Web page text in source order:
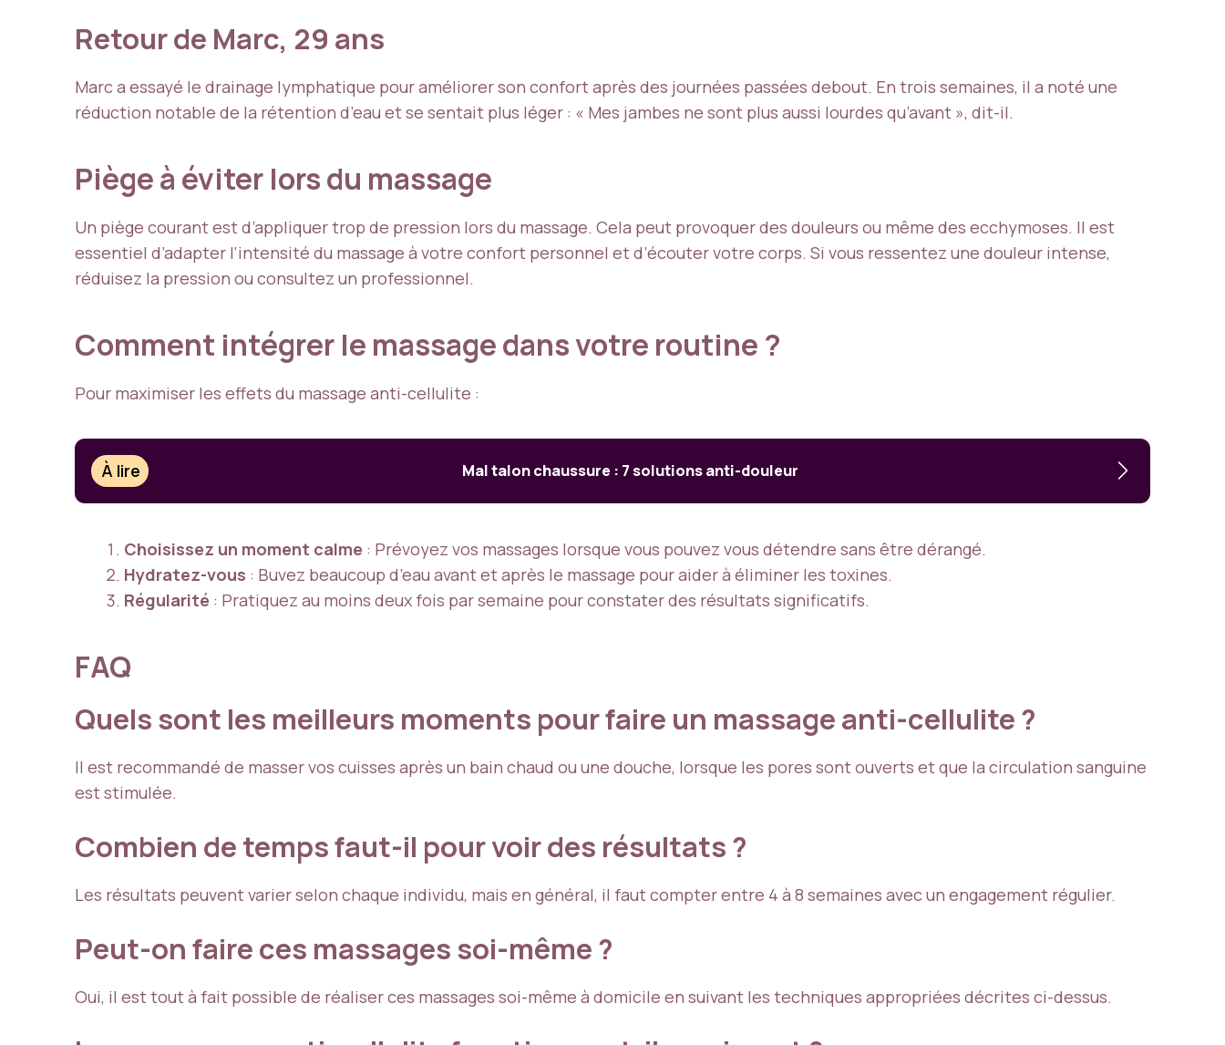
Retour de Marc, 29 ans
Marc a essayé le drainage lymphatique pour améliorer son confort après des journées passées debout. En trois semaines, il a noté une
réduction notable de la rétention d’eau et se sentait plus léger : « Mes jambes ne sont plus aussi lourdes qu’avant », dit-il.
Piège à éviter lors du massage
Un piège courant est d’appliquer trop de pression lors du massage. Cela peut provoquer des douleurs ou même des ecchymoses. Il est
essentiel d’adapter l’intensité du massage à votre confort personnel et d’écouter votre corps. Si vous ressentez une douleur intense,
réduisez la pression ou consultez un professionnel.
Comment intégrer le massage dans votre routine ?
Pour maximiser les effets du massage anti-cellulite :
À lire Mal talon chaussure : 7 solutions anti-douleur
Choisissez un moment calme : Prévoyez vos massages lorsque vous pouvez vous détendre sans être dérangé.
Hydratez-vous : Buvez beaucoup d’eau avant et après le massage pour aider à éliminer les toxines.
Régularité : Pratiquez au moins deux fois par semaine pour constater des résultats significatifs.
FAQ
Quels sont les meilleurs moments pour faire un massage anti-cellulite ?
Il est recommandé de masser vos cuisses après un bain chaud ou une douche, lorsque les pores sont ouverts et que la circulation sanguine
est stimulée.
Combien de temps faut-il pour voir des résultats ?
Les résultats peuvent varier selon chaque individu, mais en général, il faut compter entre 4 à 8 semaines avec un engagement régulier.
Peut-on faire ces massages soi-même ?
Oui, il est tout à fait possible de réaliser ces massages soi-même à domicile en suivant les techniques appropriées décrites ci-dessus.